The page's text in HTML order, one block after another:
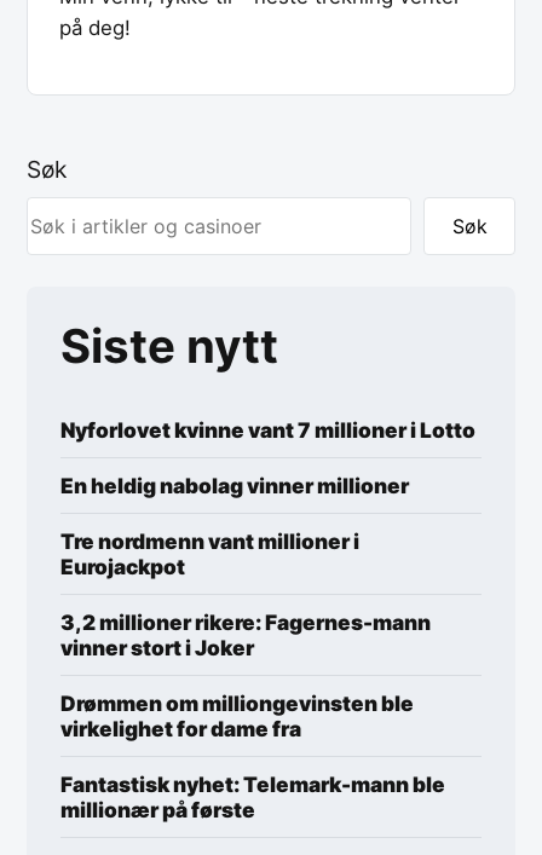
på deg!
Søk
Søk
Siste nytt
Nyforlovet kvinne vant 7 millioner i Lotto
En heldig nabolag vinner millioner
Tre nordmenn vant millioner i
Eurojackpot
3,2 millioner rikere: Fagernes-mann
vinner stort i Joker
Drømmen om milliongevinsten ble
virkelighet for dame fra
Fantastisk nyhet: Telemark-mann ble
millionær på første